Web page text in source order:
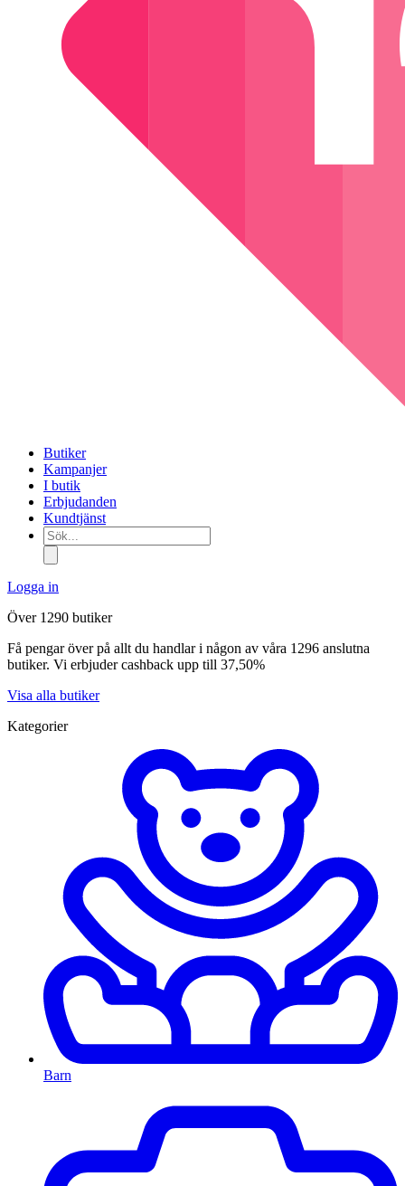
Butiker
Kampanjer
I butik
Erbjudanden
Kundtjänst
Sök...
Logga in
Över 1290 butiker
Få pengar över på allt du handlar i någon av våra 1296 anslutna
butiker. Vi erbjuder cashback upp till 37,50%
Visa alla butiker
Kategorier
Barn